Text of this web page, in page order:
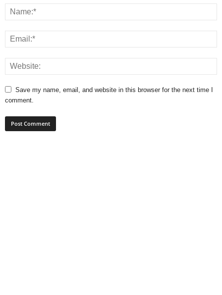
Save my name, email, and website in this browser for the next time I
comment.